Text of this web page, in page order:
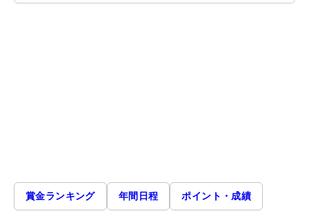
賞金ランキング 年間日程 ポイント・成績